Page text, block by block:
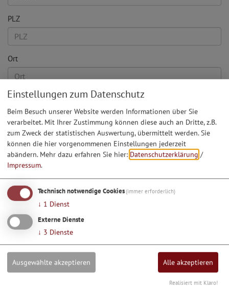
PLZ
Ort
Telefon
Fax
E-Mail*
Land
Nachricht*
Einstellungen zum Datenschutz
Beim Besuch unserer Website werden Informationen über Sie
verarbeitet. Mit Ihrer Zustimmung können diese auch an Dritte, z.B.
zum Zweck der statistischen Auswertung, übermittelt werden. Sie
können die hier vorgenommenen Einstellungen jederzeit
abändern. Mehr dazu erfahren Sie hier: Datenschutzerklärung /
Impressum.
Technisch notwendige Cookies(immer erforderlich)
↓ 1 Dienst
Externe Dienste
↓ 3 Dienste
Ausgewählte akzeptieren Alle akzeptieren
Realisiert mit Klaro!